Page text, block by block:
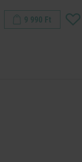
9 990 Ft